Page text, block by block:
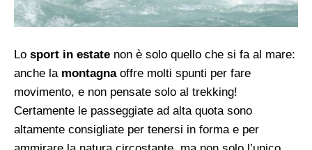
Lo sport in estate non è solo quello che si fa al mare:
anche la montagnaoffre molti spunti per fare
movimento, e non pensate solo al trekking!
Certamente le passeggiate ad alta quota sono
altamente consigliate per tenersi in forma e per